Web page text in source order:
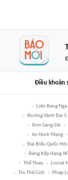
Điều khoản
Liên Bang Nga
Đường Vành Đai 5
Kim Sang-Sik
An Ninh Mạng
Đại Biểu Quốc Hội
Bảng Xếp Hạng
Thể Thao
Lionel
Tin Thế Giới
Pháp